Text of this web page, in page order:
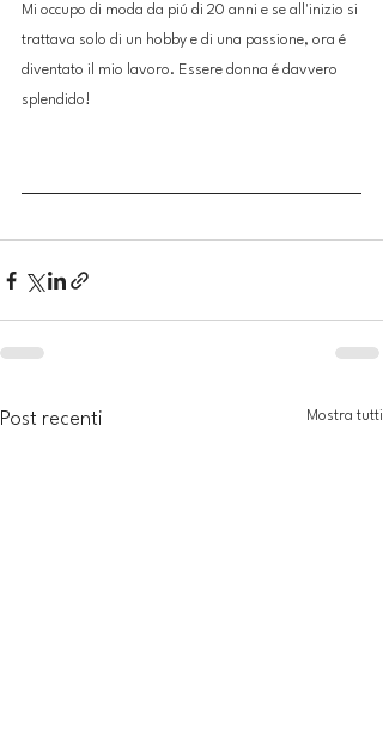
Mi occupo di moda da piú di 20 anni e se all'inizio si
trattava solo di un hobby e di una passione, ora é
diventato il mio lavoro. Essere donna é davvero
splendido!
Post recenti Mostra tutti